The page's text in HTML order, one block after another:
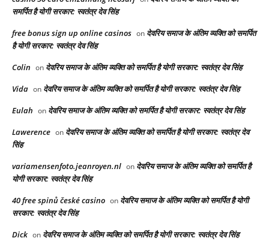
समर्पित है योगी सरकार: स्वतंत्र देव सिंह
free bonus sign up online casinos on देवरिय समाज के अंतिम व्यक्ति को समर्पित
है योगी सरकार: स्वतंत्र देव सिंह
Colin on देवरिय समाज के अंतिम व्यक्ति को समर्पित है योगी सरकार: स्वतंत्र देव सिंह
Vida on देवरिय समाज के अंतिम व्यक्ति को समर्पित है योगी सरकार: स्वतंत्र देव सिंह
Eulah on देवरिय समाज के अंतिम व्यक्ति को समर्पित है योगी सरकार: स्वतंत्र देव सिंह
Lawerence on देवरिय समाज के अंतिम व्यक्ति को समर्पित है योगी सरकार: स्वतंत्र देव
सिंह
variamensenfoto.jeanroyen.nl on देवरिय समाज के अंतिम व्यक्ति को समर्पित है
योगी सरकार: स्वतंत्र देव सिंह
40 free spinů české casino on देवरिय समाज के अंतिम व्यक्ति को समर्पित है योगी
सरकार: स्वतंत्र देव सिंह
Dick on देवरिय समाज के अंतिम व्यक्ति को समर्पित है योगी सरकार: स्वतंत्र देव सिंह